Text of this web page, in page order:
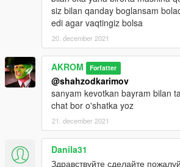
siz bilan qanday boglansam
edi agar vaqtingiz bolsa
20. december 2021
AKROM Forfatter
@shahzodkarimov
sanyam kevotkan bayram bilan
chat bor o'shatka yoz
21. december 2021
Danila31
Здравствуйте сделайте